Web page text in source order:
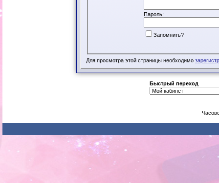
Пароль:
Запомнить?
Для просмотра этой страницы необходимо
Быстрый переход